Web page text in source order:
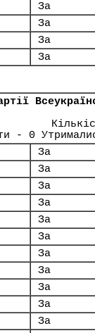
За
За
За
За
- 0
За
За
За
За
За
За
За
За
За
За
За